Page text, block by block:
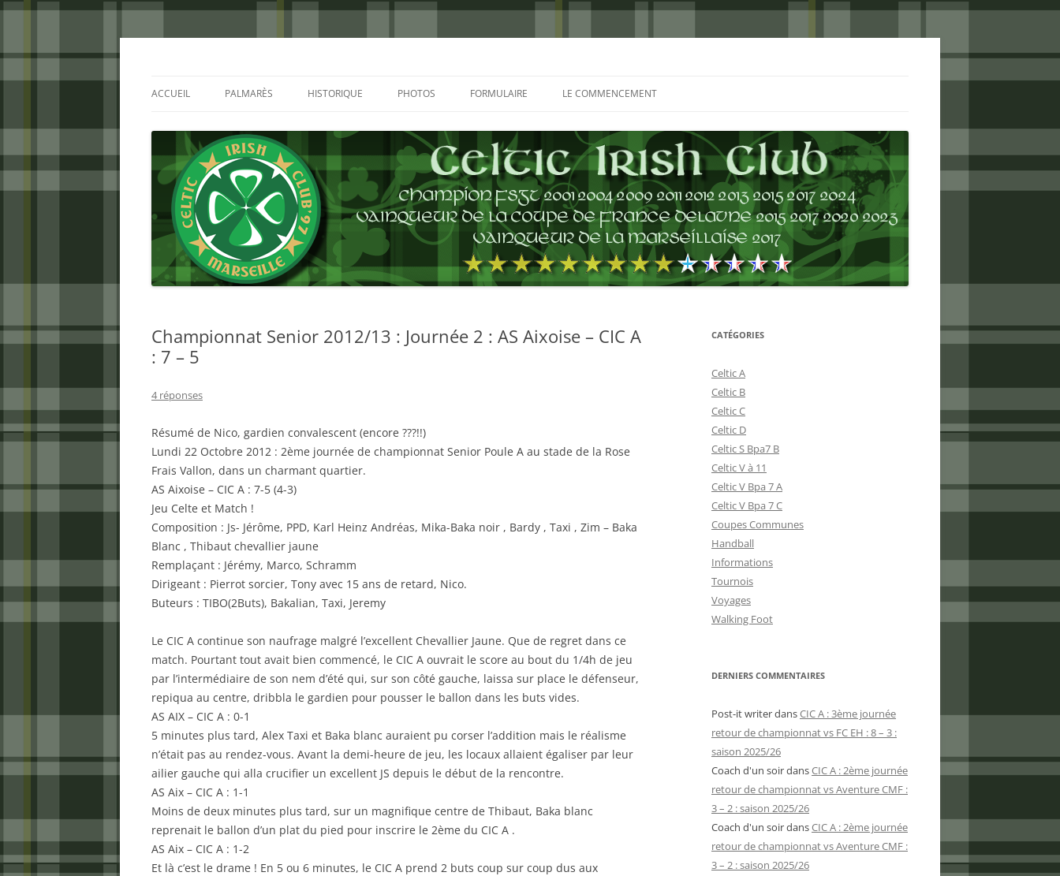
Aller
ACCUEIL PALMARÈS HISTORIQUE PHOTOS
GLASGOW 2002
CHARLIE & THE BHOYS 2006
PRAGUE 2006
NICE 2008
FORMULAIRE LE COMMENCEMENT
Championnat Senior 2012/13 : Journée 2 : AS Aixoise – CIC A
: 7 – 5
4 réponses
Résumé de Nico, gardien convalescent (encore ???!!)
Lundi 22 Octobre 2012 : 2ème journée de championnat Senior Poule A au stade de la Rose
Frais Vallon, dans un charmant quartier.
AS Aixoise – CIC A : 7-5 (4-3)
Jeu Celte et Match !
Composition : Js- Jérôme, PPD, Karl Heinz Andréas, Mika-Baka noir , Bardy , Taxi , Zim – Baka
Blanc , Thibaut chevallier jaune
Remplaçant : Jérémy, Marco, Schramm
Dirigeant : Pierrot sorcier, Tony avec 15 ans de retard, Nico.
Buteurs : TIBO(2Buts), Bakalian, Taxi, Jeremy
Le CIC A continue son naufrage malgré l’excellent Chevallier Jaune. Que de regret dans ce
match. Pourtant tout avait bien commencé, le CIC A ouvrait le score au bout du 1/4h de jeu
par l’intermédiaire de son nem d’été qui, sur son côté gauche, laissa sur place le défenseur,
repiqua au centre, dribbla le gardien pour pousser le ballon dans les buts vides.
AS AIX – CIC A : 0-1
5 minutes plus tard, Alex Taxi et Baka blanc auraient pu corser l’addition mais le réalisme
n’était pas au rendez-vous. Avant la demi-heure de jeu, les locaux allaient égaliser par leur
ailier gauche qui alla crucifier un excellent JS depuis le début de la rencontre.
AS Aix – CIC A : 1-1
Moins de deux minutes plus tard, sur un magnifique centre de Thibaut, Baka blanc
reprenait le ballon d’un plat du pied pour inscrire le 2ème du CIC A .
AS Aix – CIC A : 1-2
Et là c’est le drame ! En 5 ou 6 minutes, le CIC A prend 2 buts coup sur coup dus aux
CATÉGORIES
Celtic A
Celtic B
Celtic C
Celtic D
Celtic S Bpa7 B
Celtic V à 11
Celtic V Bpa 7 A
Celtic V Bpa 7 C
Coupes Communes
Handball
Informations
Tournois
Voyages
Walking Foot
DERNIERS COMMENTAIRES
Post-it writerdansCIC A : 3ème journée
retour de championnat vs FC EH : 8 – 3 :
saison 2025/26
Coach d'un soirdansCIC A : 2ème journée
retour de championnat vs Aventure CMF :
3 – 2 : saison 2025/26
Coach d'un soirdansCIC A : 2ème journée
retour de championnat vs Aventure CMF :
3 – 2 : saison 2025/26